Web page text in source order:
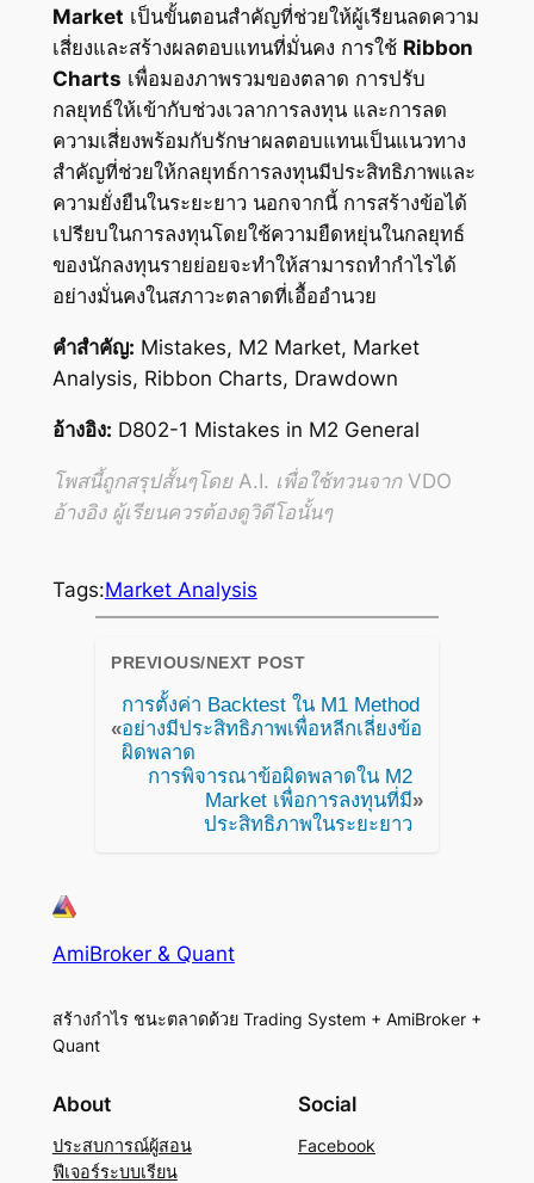
Market เป็นขั้นตอนสำคัญที่ช่วยให้ผู้เรียนลดความ
เสี่ยงและสร้างผลตอบแทนที่มั่นคง การใช้ Ribbon
Charts เพื่อมองภาพรวมของตลาด การปรับ
กลยุทธ์ให้เข้ากับช่วงเวลาการลงทุน และการลด
ความเสี่ยงพร้อมกับรักษาผลตอบแทนเป็นแนวทาง
สำคัญที่ช่วยให้กลยุทธ์การลงทุนมีประสิทธิภาพและ
ความยั่งยืนในระยะยาว นอกจากนี้ การสร้างข้อได้
เปรียบในการลงทุนโดยใช้ความยืดหยุ่นในกลยุทธ์
ของนักลงทุนรายย่อยจะทำให้สามารถทำกำไรได้
อย่างมั่นคงในสภาวะตลาดที่เอื้ออำนวย
คำสำคัญ: Mistakes, M2 Market, Market
Analysis, Ribbon Charts, Drawdown
อ้างอิง: D802-1 Mistakes in M2 General
โพสนี้ถูกสรุปสั้นๆโดย A.I. เพื่อใช้ทวนจาก VDO
อ้างอิง ผู้เรียนควรต้องดูวิดีโอนั้นๆ
Tags:Market Analysis
PREVIOUS/NEXT POST
«
การตั้งค่า Backtest ใน M1 Method
อย่างมีประสิทธิภาพเพื่อหลีกเลี่ยงข้อ
ผิดพลาด
การพิจารณาข้อผิดพลาดใน M2
Market เพื่อการลงทุนที่มี
ประสิทธิภาพในระยะยาว
»
AmiBroker & Quant
สร้างกำไร ชนะตลาดด้วย Trading System + AmiBroker +
Quant
About
ประสบการณ์ผู้สอน
ฟีเจอร์ระบบเรียน
Social
Facebook